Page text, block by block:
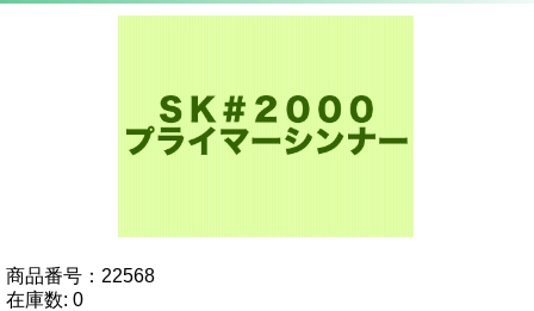
商品番号： 22568
在庫数: 0